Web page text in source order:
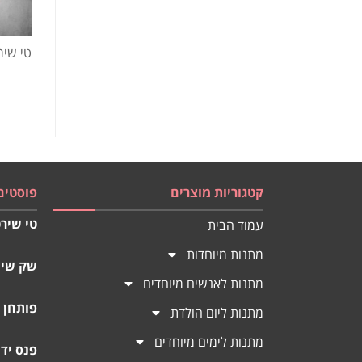
טי
קטגוריות מוצרים
עמוד הבית
מתנות מיוחדות
מתנות לאנשים מיוחדים
מתנות ליום הולדת
מתנות לימים מיוחדים
טי
שק
פנס יד